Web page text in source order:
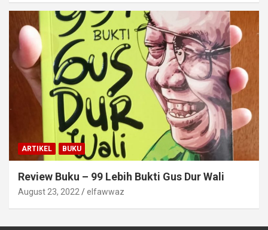
ARTIKEL BUKU
Review Buku – 99 Lebih Bukti Gus Dur Wali
August 23, 2022 elfawwaz